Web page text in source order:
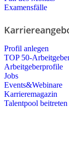
Examensfälle
Profil anlegen
TOP 50-
Arbeitgeberprofile
Jobs
Events&Webinare
Karrieremagazin
Talentpool beitreten